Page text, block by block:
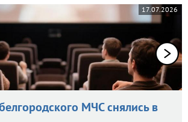
17.07.2026
МЧС снялись в